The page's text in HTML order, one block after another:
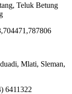
Teluk Betung
Mlati, Sleman,
6411322